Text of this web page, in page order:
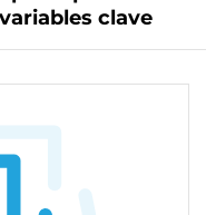
clave